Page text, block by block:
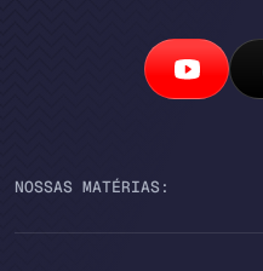
NOSSAS MATÉRIAS: